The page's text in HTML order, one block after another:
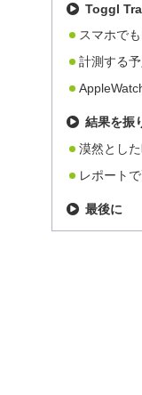
Toggl
スマホで
計測する
結果を振
漠然とし
レポート
最後に